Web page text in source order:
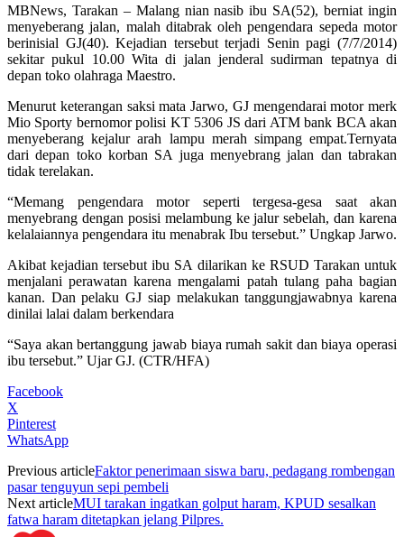
MBNews, Tarakan – Malang nian nasib ibu SA(52), berniat ingin
menyeberang jalan, malah ditabrak oleh pengendara sepeda motor
berinisial GJ(40). Kejadian tersebut terjadi Senin pagi (7/7/2014)
sekitar pukul 10.00 Wita di jalan jenderal sudirman tepatnya di
depan toko olahraga Maestro.
Menurut keterangan saksi mata Jarwo, GJ mengendarai motor merk
Mio Sporty bernomor polisi KT 5306 JS dari ATM bank BCA akan
menyeberang kejalur arah lampu merah simpang empat.Ternyata
dari depan toko korban SA juga menyebrang jalan dan tabrakan
tidak terelakan.
“Memang pengendara motor seperti tergesa-gesa saat akan
menyebrang dengan posisi melambung ke jalur sebelah, dan karena
kelalaiannya pengendara itu menabrak Ibu tersebut.” Ungkap Jarwo.
Akibat kejadian tersebut ibu SA dilarikan ke RSUD Tarakan untuk
menjalani perawatan karena mengalami patah tulang paha bagian
kanan. Dan pelaku GJ siap melakukan tanggungjawabnya karena
dinilai lalai dalam berkendara
“Saya akan bertanggung jawab biaya rumah sakit dan biaya operasi
ibu tersebut.” Ujar GJ. (CTR/HFA)
Facebook
X
Pinterest
WhatsApp
Previous articleFaktor penerimaan siswa baru, pedagang rombengan
pasar tenguyun sepi pembeli
Next articleMUI tarakan ingatkan golput haram, KPUD sesalkan
fatwa haram ditetapkan jelang Pilpres.